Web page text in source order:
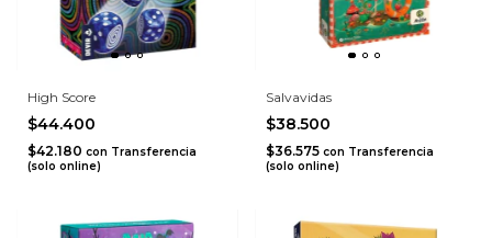
High Score
$44.400
$42.180 con Transferencia
(solo online)
Salvavidas
$38.500
$36.575 con Transferencia
(solo online)